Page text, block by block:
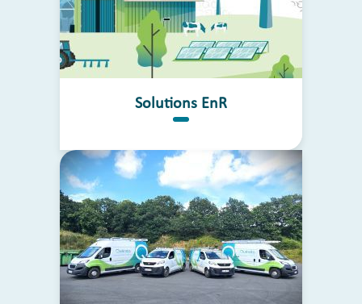
Solutions EnR